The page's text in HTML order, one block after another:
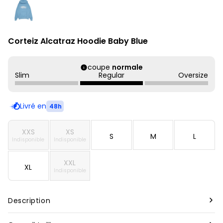
Corteiz Alcatraz Hoodie Baby Blue
coupe normale
Slim
Regular Oversize
Livré en 48h
XXS
Indisponible
XS
Indisponible S M L
XL XXL
Indisponible
Description